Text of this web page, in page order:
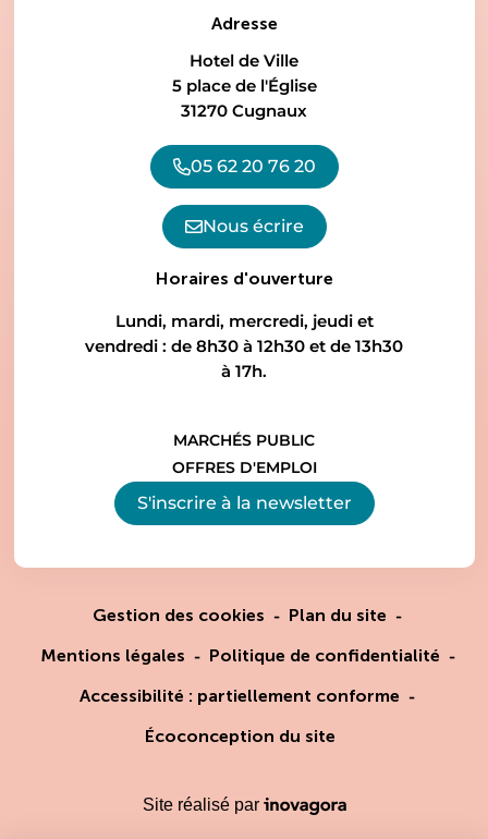
Adresse
Hotel de Ville
5 place de l'Église
31270 Cugnaux
05 62 20 76 20
Nous écrire
Horaires d'ouverture
Lundi, mardi, mercredi, jeudi et
vendredi : de 8h30 à 12h30 et de 13h30
à 17h.
MARCHÉS PUBLIC
OFFRES D'EMPLOI
S'inscrire à la newsletter
Gestion des cookies
Plan du site
Mentions légales
Politique de confidentialité
Accessibilité : partiellement conforme
Écoconception du site
Site réalisé par Inovagora (ouverture dans